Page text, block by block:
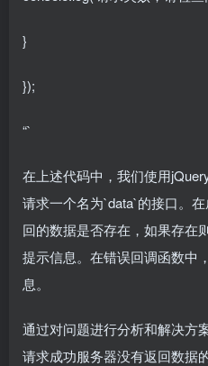
}
});
“`
在上述代码中，我们使用
请求一个名为`data`的接口。
回的数据是否存在，如果存在
提示信息。在错误回调函数中
息。
通过对问题进行分析和解决方
请求成功服务器没有返回数据